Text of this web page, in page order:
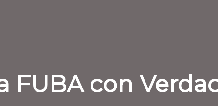
FUBA con